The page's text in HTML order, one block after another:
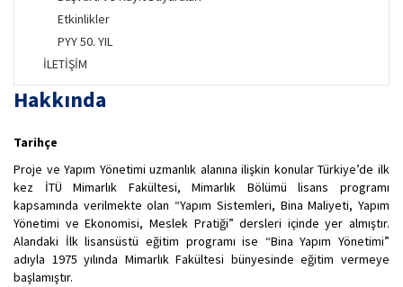
Etkinlikler
PYY 50. YIL
İLETİŞİM
Hakkında
Tarihçe
Proje ve Yapım Yönetimi uzmanlık alanına ilişkin konular Türkiye’de ilk
kez İTÜ Mimarlık Fakültesi, Mimarlık Bölümü lisans programı
kapsamında verilmekte olan “Yapım Sistemleri, Bina Maliyeti, Yapım
Yönetimi ve Ekonomisi, Meslek Pratiği” dersleri içinde yer almıştır.
Alandaki İlk lisansüstü eğitim programı ise “Bina Yapım Yönetimi”
adıyla 1975 yılında Mimarlık Fakültesi bünyesinde eğitim vermeye
başlamıştır.